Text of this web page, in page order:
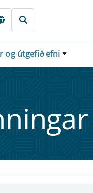
og útgefið efni